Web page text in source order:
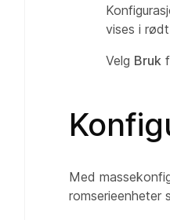
vises i
Velg Bruk
Med
romserieenheter